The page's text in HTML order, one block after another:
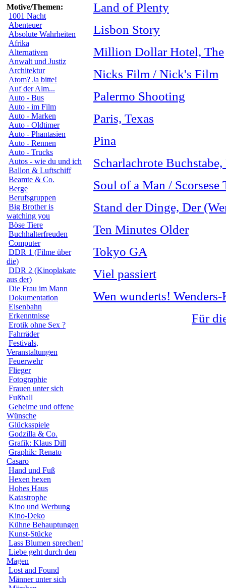
Motive/Themen:
1001 Nacht
Abenteuer
Absolute Wahrheiten
Afrika
Alternativen
Anwalt und Justiz
Architektur
Atom? Ja bitte!
Auf der Alm...
Auto - Bus
Auto - im Film
Auto - Marken
Auto - Oldtimer
Auto - Phantasien
Auto - Rennen
Auto - Trucks
Autos - wie du und ich
Ballon & Luftschiff
Beamte & Co.
Berge
Berufsgruppen
Big Brother is
watching you
Böse Tiere
Buchhalterfreuden
Computer
DDR 1 (Filme über
die)
DDR 2 (Kinoplakate
aus der)
Die Frau im Mann
Dokumentation
Eisenbahn
Erkenntnisse
Erotik ohne Sex ?
Fahrräder
Festivals,
Veranstaltungen
Feuerwehr
Flieger
Fotographie
Frauen unter sich
Fußball
Geheime und offene
Wünsche
Glücksspiele
Godzilla & Co.
Grafik: Klaus Dill
Graphik: Renato
Casaro
Hand und Fuß
Hexen hexen
Hohes Haus
Katastrophe
Kino und Werbung
Kino-Deko
Kühne Behauptungen
Kunst-Stücke
Lass Blumen sprechen!
Liebe geht durch den
Magen
Lost and Found
Männer unter sich
Land of Plenty
Lisbon Story
Million Dollar Hotel, The
Nicks Film / Nick's Film
Palermo Shooting
Paris, Texas
Pina
Scharlachrote
Soul of a Man / Scorsese
Stand der Dinge, Der
Ten Minutes Older
Tokyo GA
Viel passiert
Wen wunderts!
Für